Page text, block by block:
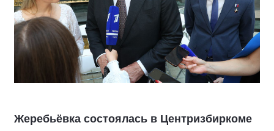
Жеребьёвка состоялась в Центризбиркоме